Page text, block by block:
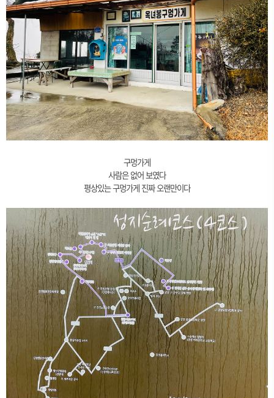
구멍가게
사람은 없어 보였다
평상있는 구멍가게 진짜 오랜만이다